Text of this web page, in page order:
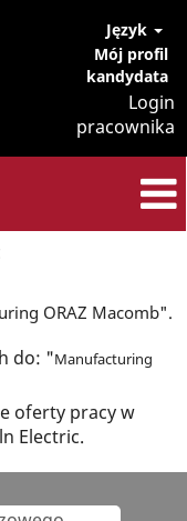
Język
Mój profil
kandydata
Login
pracownika
ORAZ Macomb".
do: "Manufacturing
oferty pracy w
Electric.